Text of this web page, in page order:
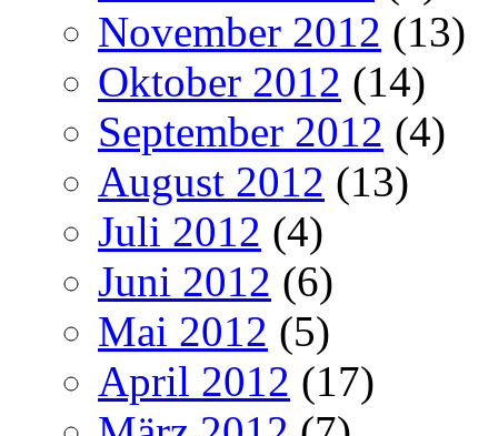
November 2012 (13)
Oktober 2012 (14)
September 2012 (4)
August 2012 (13)
Juli 2012 (4)
Juni 2012 (6)
Mai 2012 (5)
April 2012 (17)